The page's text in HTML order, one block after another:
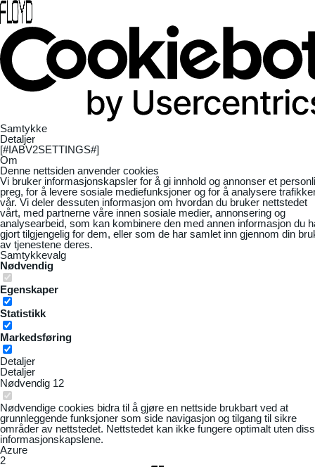
Samtykke
Detaljer
[#IABV2SETTINGS#]
Om
Denne nettsiden anvender cookies
Vi bruker informasjonskapsler for å gi innhold og annonser et
preg, for å levere sosiale mediefunksjoner og for å analysere
vår. Vi deler dessuten informasjon om hvordan du bruker nettstedet
vårt, med partnerne våre innen sosiale medier, annonsering og
analysearbeid, som kan kombinere den med annen informasjon du
gjort tilgjengelig for dem, eller som de har samlet inn gjennom din
av tjenestene deres.
Samtykkevalg
Nødvendig
Egenskaper
Statistikk
Markedsføring
Detaljer
Detaljer
Nødvendig 12
Nødvendige cookies bidra til å gjøre en nettside brukbart ved at
grunnleggende funksjoner som side navigasjon og tilgang til sikre
områder av nettstedet. Nettstedet kan ikke fungere optimalt uten
informasjonskapslene.
Azure
2